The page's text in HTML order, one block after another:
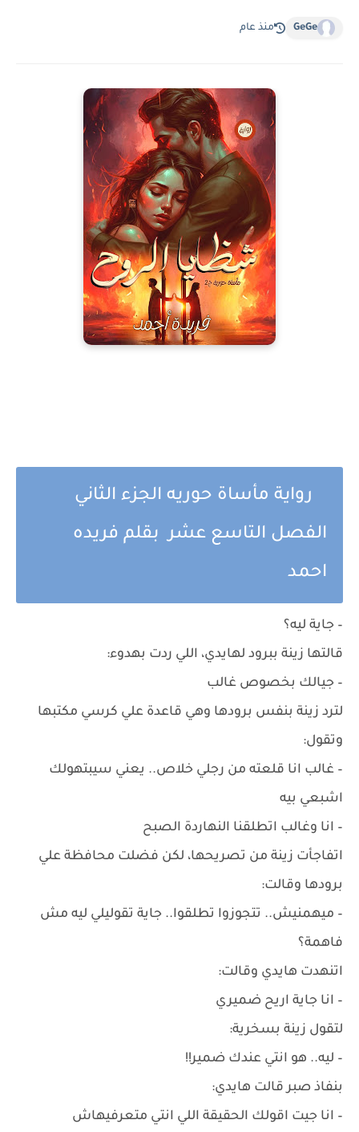
GeGe منذ عام
رواية مأساة حوريه الجزء الثاني
الفصل التاسع عشر بقلم فريده
احمد
– جاية ليه؟
قالتها زينة ببرود لهايدي، اللي ردت بهدوء:
– جيالك بخصوص غالب
لترد زينة بنفس برودها وهي قاعدة علي كرسي مكتبها
وتقول:
– غالب انا قلعته من رجلي خلاص.. يعني سيبتهولك
اشبعي بيه
– انا وغالب اتطلقنا النهاردة الصبح
اتفاجأت زينة من تصريحها، لكن فضلت محافظة علي
برودها وقالت:
– ميهمنيش.. تتجوزوا تطلقوا.. جاية تقوليلي ليه مش
فاهمة؟
اتنهدت هايدي وقالت:
– انا جاية اريح ضميري
لتقول زينة بسخرية:
– ليه.. هو انتي عندك ضمير!!
بنفاذ صبر قالت هايدي:
– انا جيت اقولك الحقيقة اللي انتي متعرفيهاش